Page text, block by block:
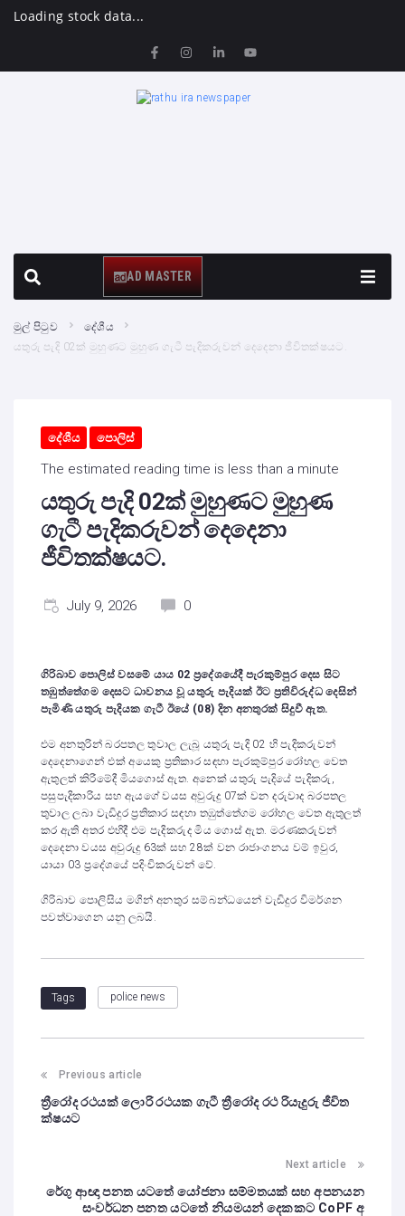
Loading stock data...
AD MASTER
මුල් පිටුව
දේශීය
යතුරු පැදි 02ක් මුහුණට මුහුණ ගැටී පැදිකරුවන් දෙදෙනා ජීවිතක්ෂයට.
දේශීය පොලිස්
The estimated reading time is less than a minute
යතුරු පැදි 02ක් මුහුණට මුහුණ
ගැටී පැදිකරුවන් දෙදෙනා
ජීවිතක්ෂයට.
July 9, 2026 0
ගිරිබාව පොලිස් වසමේ යාය 02 ප්‍රදේශයේදී පැරකුම්පුර දෙස සිට
තඹුත්තේගම දෙසට ධාවනය වූ යතුරු පැදියක් ඊට ප්‍රතිවිරුද්ධ දෙසින්
පැමිණි යතුරු පැදියක ගැටී ඊයේ (08) දින අනතුරක් සිදුවී ඇත.
එම අනතුරින් බරපතල තුවාල ලැබූ යතුරු පැදි 02 හි පැදිකරුවන්
දෙදෙනාගෙන් එක් අයෙකු ප්‍රතිකාර සඳහා පැරකුම්පුර රෝහල වෙත
ඇතුලත් කිරීමේදී මියගොස් ඇත. අනෙක් යතුරු පැදියේ පැදිකරු,
පසුපැදිකාරිය සහ ඇයගේ වයස අවුරුදු 07ක් වන දරුවාද බරපතල
තුවාල ලබා වැඩිදුර ප්‍රතිකාර සඳහා තඹුත්තේගම රෝහල වෙත ඇතුලත්
කර ඇති අතර එහිදී එම පැදිකරුද මිය ගොස් ඇත. මරණකරුවන්
දෙදෙනා වයස අවුරුදු 63ක් සහ 28ක් වන රාජාංගනය වම් ඉවුර,
යායා 03 ප්‍රදේශයේ පදිංචිකරුවන් වේ.
ගිරිබාව පොලිසිය මගින් අනතුර සම්බන්ධයෙන් වැඩිදුර විමර්ශන
පවත්වාගෙන යනු ලබයි.
Tags police news
Previous article
ත්‍රීරෝද රථයක් ලොරි රථයක ගැටී ත්‍රීරෝද රථ රියැදුරු ජීවිත
ක්ෂයට
Next article
රේගු ආඥා පනත යටතේ යෝජනා සම්මතයක් සහ අපනයන
සංවර්ධන පනත යටතේ නියමයන් දෙකකට CoPF අ